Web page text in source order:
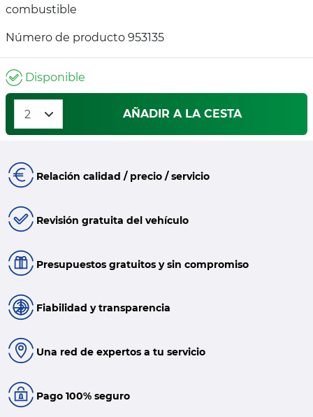
combustible
Número de producto 953135
Disponible
AÑADIR A LA CESTA
Relación calidad / precio / servicio
Revisión gratuita del vehículo
Presupuestos gratuitos y sin compromiso
Fiabilidad y transparencia
Una red de expertos a tu servicio
Pago 100% seguro